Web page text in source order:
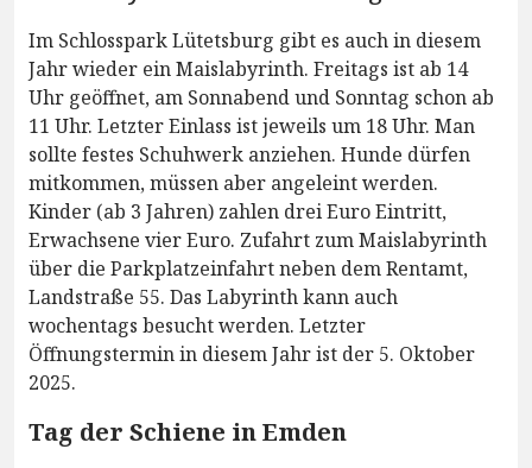
Im Schlosspark Lütetsburg gibt es auch in diesem
Jahr wieder ein Maislabyrinth. Freitags ist ab 14
Uhr geöffnet, am Sonnabend und Sonntag schon ab
11 Uhr. Letzter Einlass ist jeweils um 18 Uhr. Man
sollte festes Schuhwerk anziehen. Hunde dürfen
mitkommen, müssen aber angeleint werden.
Kinder (ab 3 Jahren) zahlen drei Euro Eintritt,
Erwachsene vier Euro. Zufahrt zum Maislabyrinth
über die Parkplatzeinfahrt neben dem Rentamt,
Landstraße 55. Das Labyrinth kann auch
wochentags besucht werden. Letzter
Öffnungstermin in diesem Jahr ist der 5. Oktober
2025.
Tag der Schiene in Emden